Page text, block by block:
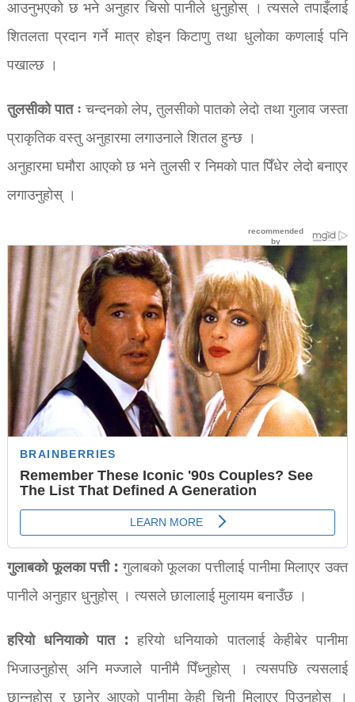
आउनुभएको छ भने अनुहार चिसो पानीले धुनुहोस् । त्यसले तपाइँलाई
शितलता प्रदान गर्ने मात्र होइन किटाणु तथा धुलोका कणलाई पनि
पखाल्छ ।
तुलसीको पात ःचन्दनको लेप, तुलसीको पातको लेदो तथा गुलाव जस्ता
प्राकृतिक वस्तु अनुहारमा लगाउनाले शितल हुन्छ ।
अनुहारमा घमौरा आएको छ भने तुलसी र निमको पात पिँधेर लेदो बनाएर
लगाउनुहोस् ।
गुलाबको फूलका पत्ती :गुलाबको फूलका पत्तीलाई पानीमा मिलाएर उक्त
पानीले अनुहार धुनुहोस् । त्यसले छालालाई मुलायम बनाउँछ ।
हरियो धनियाको पात :हरियो धनियाको पातलाई केहीबेर पानीमा
भिजाउनुहोस् अनि मज्जाले पानीमै पिँध्नुहोस् । त्यसपछि त्यसलाई